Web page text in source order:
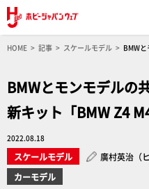
HOME 記事 スケールモデル
BMW
BMWとモンモデルの
新キット「BMW Z4
2022.08.18
スケールモデル 廣村英治（
カーモデル